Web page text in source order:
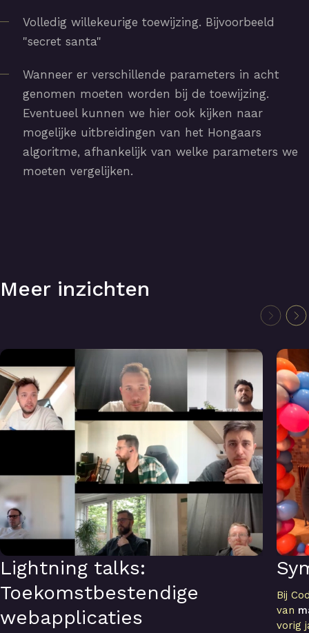
Volledig willekeurige toewijzing. Bijvoorbeeld
"secret santa"
Wanneer er verschillende parameters in acht
genomen moeten worden bij de toewijzing.
Eventueel kunnen we hier ook kijken naar
mogelijke uitbreidingen van het Hongaars
algoritme, afhankelijk van welke parameters we
moeten vergelijken.
Meer inzichten
Lightning talks:
Toekomstbestendige
webapplicaties
Lightning talks: Toekomstbestendige webapplicaties
Bij
van
vorig